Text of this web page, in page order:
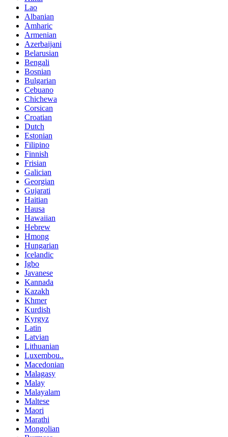
Lao
Albanian
Amharic
Armenian
Azerbaijani
Belarusian
Bengali
Bosnian
Bulgarian
Cebuano
Chichewa
Corsican
Croatian
Dutch
Estonian
Filipino
Finnish
Frisian
Galician
Georgian
Gujarati
Haitian
Hausa
Hawaiian
Hebrew
Hmong
Hungarian
Icelandic
Igbo
Javanese
Kannada
Kazakh
Khmer
Kurdish
Kyrgyz
Latin
Latvian
Lithuanian
Luxembou..
Macedonian
Malagasy
Malay
Malayalam
Maltese
Maori
Marathi
Mongolian